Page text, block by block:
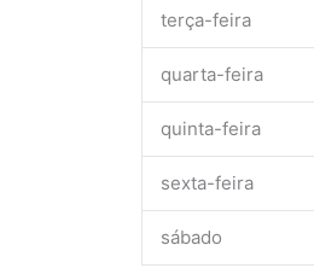
terça-feira
quarta-feira
quinta-feira
sexta-feira
sábado